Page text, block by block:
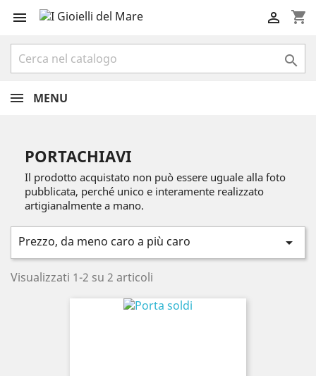
 shopping_cart


MENU
PORTACHIAVI
Il prodotto acquistato non può essere uguale alla foto
pubblicata, perché unico e interamente realizzato
artigianalmente a mano.
Prezzo, da meno caro a più caro 
Visualizzati 1-2 su 2 articoli